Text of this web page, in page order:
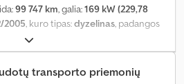
99 747 km, galia:169 kW (229,78
2005, kuro tipas:dyzelinas, padangos
konfigūracija:
variklio stabdymas, spalva:balta,
, pavaros tipas: automatinis
klasė:Euro 3 , pakaba: plienas-oras
transporto priemonių